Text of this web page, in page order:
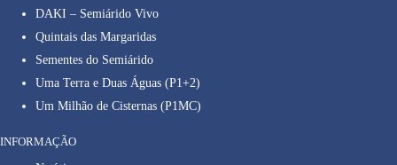
DAKI – Semiárido Vivo
Quintais das Margaridas
Sementes do Semiárido
Uma Terra e Duas Águas (P1+2)
Um Milhão de Cisternas (P1MC)
INFORMAÇÃO